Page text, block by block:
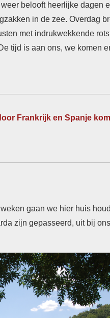
belooft heerlijke dagen
in de zee. Overdag
met indrukwekkende
tijd is aan ons, we komen
Frankrijk en Spanje
gaan we hier huis
zijn gepasseerd, uit bij